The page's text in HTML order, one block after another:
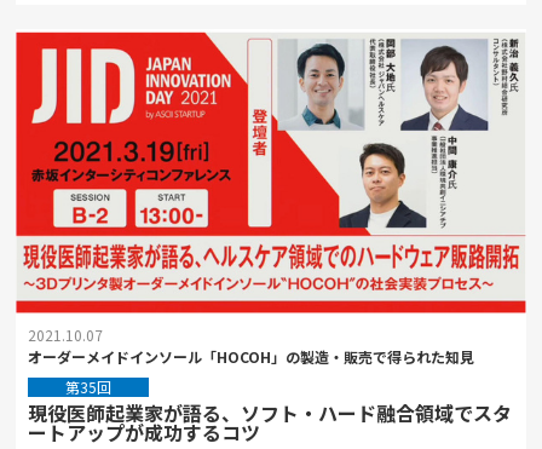
2021.10.07
オーダーメイドインソール「HOCOH」の製造・販売で得られた知見
第35回
現役医師起業家が語る、ソフト・ハード融合領域でスタ
ートアップが成功するコツ